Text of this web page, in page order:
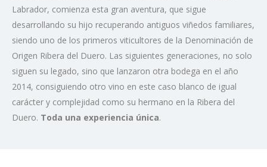
Labrador, comienza esta gran aventura, que sigue
desarrollando su hijo recuperando antiguos viñedos familiares,
siendo uno de los primeros viticultores de la Denominación de
Origen Ribera del Duero. Las siguientes generaciones, no solo
siguen su legado, sino que lanzaron otra bodega en el año
2014, consiguiendo otro vino en este caso blanco de igual
carácter y complejidad como su hermano en la Ribera del
Duero. Toda una experiencia única.